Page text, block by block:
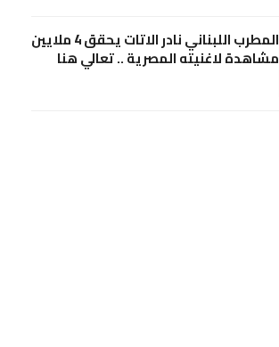
المطرب اللبناني نادر الاتات يحقق 4 ملايين
مشاهدة لاغنيته المصرية .. تعالي هنا